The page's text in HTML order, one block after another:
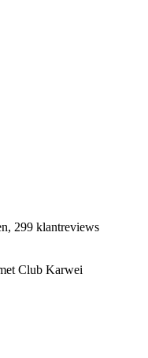
299 klantreviews
Club Karwei